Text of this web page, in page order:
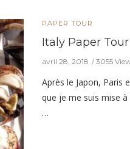
PAPER TOUR
Italy Paper Tour
avril 28, 2018 3055
Après le Japon, Paris
que je me suis mise
…